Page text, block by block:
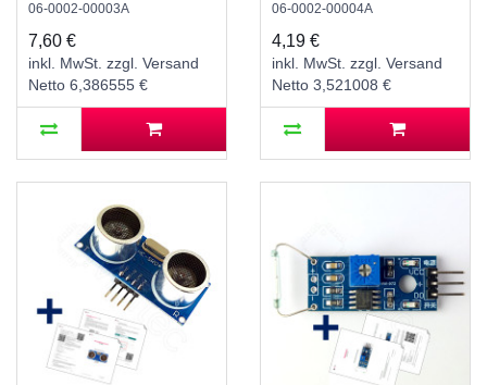
06-0002-00003A
7,60 €
inkl. MwSt. zzgl. Versand
Netto 6,386555 €
06-0002-00004A
4,19 €
inkl. MwSt. zzgl. Versand
Netto 3,521008 €